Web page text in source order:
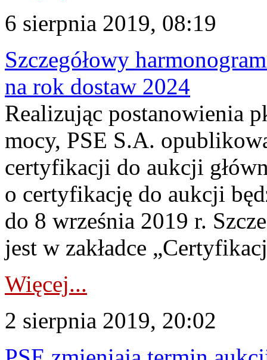
6 sierpnia 2019, 08:19
Szczegółowy
na rok dostaw 2024
Realizując postanowienia
mocy, PSE S.A.
certyfikacji do aukcji
o certyfikację do aukcji
do 8 września 2019 r.
jest w zakładce
Więcej...
2 sierpnia 2019, 20:02